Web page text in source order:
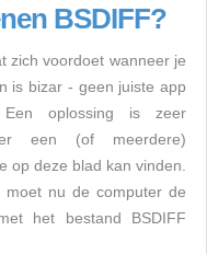
BSDIFF?
zich voordoet wanneer je
is bizar - geen juiste app
oplossing is zeer
een (of meerdere)
op deze blad kan vinden.
moet nu de computer de
het bestand BSDIFF